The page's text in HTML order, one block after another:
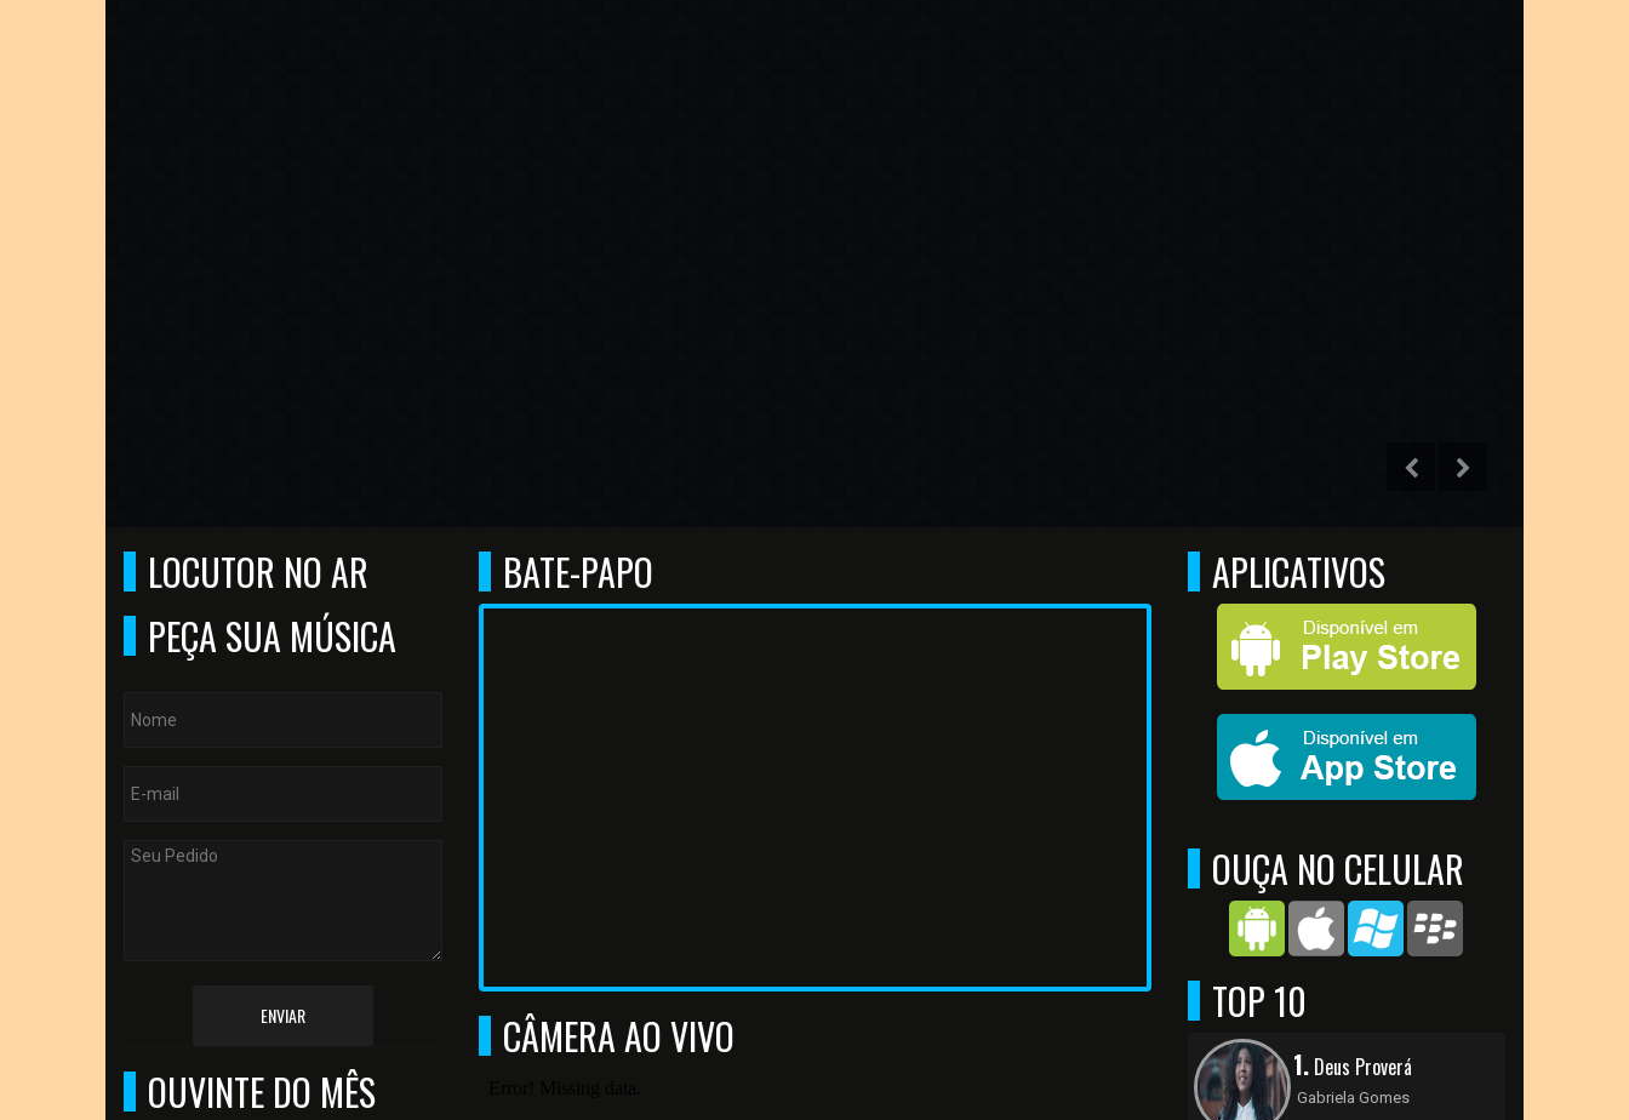
LOCUTOR NO AR
PEÇA SUA MÚSICA
ENVIAR
OUVINTE DO MÊS
BATE-PAPO
CÂMERA AO VIVO
APLICATIVOS
OUÇA NO CELULAR
TOP 10
1.Deus Proverá
Gabriela Gomes